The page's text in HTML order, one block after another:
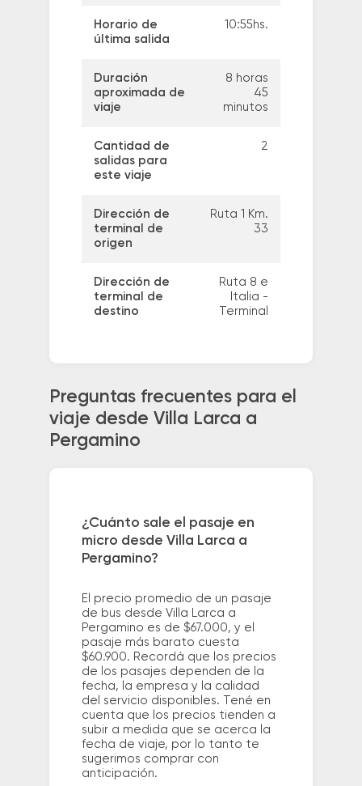
Horario de
última salida
10:55hs.
Duración
aproximada de
viaje
8 horas
45
minutos
Cantidad de
salidas para
este viaje
2
Dirección de
terminal de
origen
Ruta 1 Km.
33
Dirección de
terminal de
destino
Ruta 8 e
Italia -
Terminal
Preguntas frecuentes para el
viaje desde Villa Larca a
Pergamino
¿Cuánto sale el pasaje en
micro desde Villa Larca a
Pergamino?
El precio promedio de un pasaje
de bus desde Villa Larca a
Pergamino es de $67.000, y el
pasaje más barato cuesta
$60.900. Recordá que los precios
de los pasajes dependen de la
fecha, la empresa y la calidad
del servicio disponibles. Tené en
cuenta que los precios tienden a
subir a medida que se acerca la
fecha de viaje, por lo tanto te
sugerimos comprar con
anticipación.